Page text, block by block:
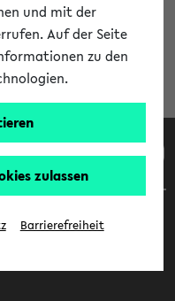
und mit der
Auf der Seite
zu den
zulassen
Barrierefreiheit